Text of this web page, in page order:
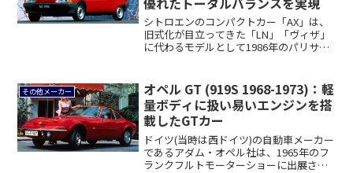
シトロエンのコンパクトカー「AX」は、
旧式化が目立ってきた「LN」「ヴィザ」
に代わるモデルとして1986年のパリサロ
その他メーカー
オペル GT (919S 1968-1973)：軽
量ボディに扱い易いエンジンを搭
載したGTカー
ドイツ(当時は西ドイツ)の自動車メーカー
であるアダム・オペル社は、1965年のフ
ランクフルトモーターショーに出展され